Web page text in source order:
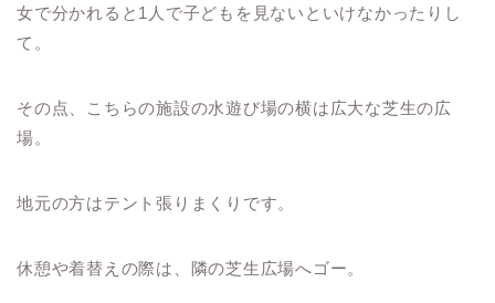
女で分かれると1人で子どもを見ないといけなかったりし
て。
その点、こちらの施設の水遊び場の横は広大な芝生の広
場。
地元の方はテント張りまくりです。
休憩や着替えの際は、隣の芝生広場へゴー。